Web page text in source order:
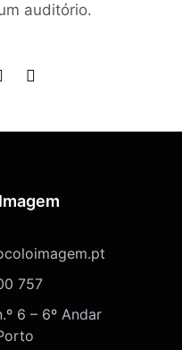
auditório.
757
6 – 6º Andar